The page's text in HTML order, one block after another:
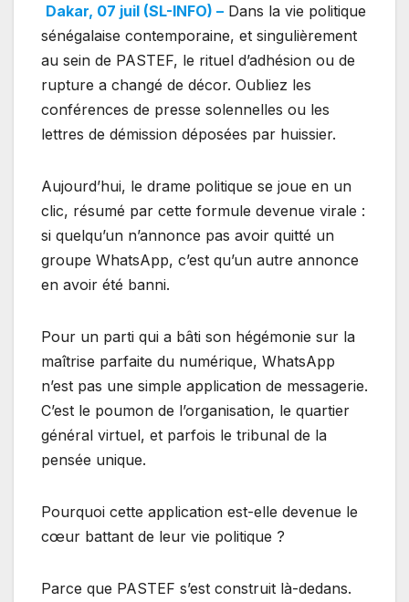
Dakar, 07 juil (SL-INFO) – Dans la vie politique
sénégalaise contemporaine, et singulièrement
au sein de PASTEF, le rituel d’adhésion ou de
rupture a changé de décor. Oubliez les
conférences de presse solennelles ou les
lettres de démission déposées par huissier.
Aujourd’hui, le drame politique se joue en un
clic, résumé par cette formule devenue virale :
si quelqu’un n’annonce pas avoir quitté un
groupe WhatsApp, c’est qu’un autre annonce
en avoir été banni.
Pour un parti qui a bâti son hégémonie sur la
maîtrise parfaite du numérique, WhatsApp
n’est pas une simple application de messagerie.
C’est le poumon de l’organisation, le quartier
général virtuel, et parfois le tribunal de la
pensée unique.
Pourquoi cette application est-elle devenue le
cœur battant de leur vie politique ?
Parce que PASTEF s’est construit là-dedans.